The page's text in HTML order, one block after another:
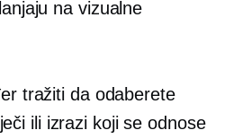
na vizualne
tražiti da odaberete
ili izrazi koji se odnose